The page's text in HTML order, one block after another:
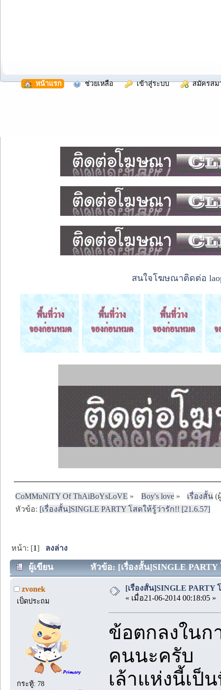
หน้าแรก ช่วยเหลือ เข้าสู่ระบบ สมัครสม
สนใจโฆษณาติดต่อ
CoMMuNiTY Of ThAiBoYsLoVE » Boy's love» เรื่องสั้น(
หัวข้อ: [เรื่องสั้น]SINGLE PARTY โสดให้รู้ว่ารัก!! [21.6.57]
หน้า: [1] ลงล่าง
ผู้เขียน หัวข้อ: [เรื่องสั้น]SINGLE PARTY
zvonek
เป็ดประถม
กระทู้: 78
[เรื่องสั้น]SINGLE PARTY
« เมื่อ21-06-2014 00:18:05 »
ข้อตกลงในก
คนนะครับ
เล้าแห่งนี้เป็